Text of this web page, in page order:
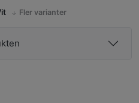
Fler varianter